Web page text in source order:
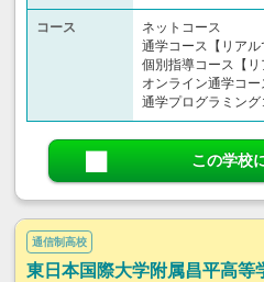
コース
ネットコース
通学コース【リアル
個別指導コース【リ
オンライン通学コー
通学プログラミング
この学校
通信制高校
東日本国際大学附属昌平高等